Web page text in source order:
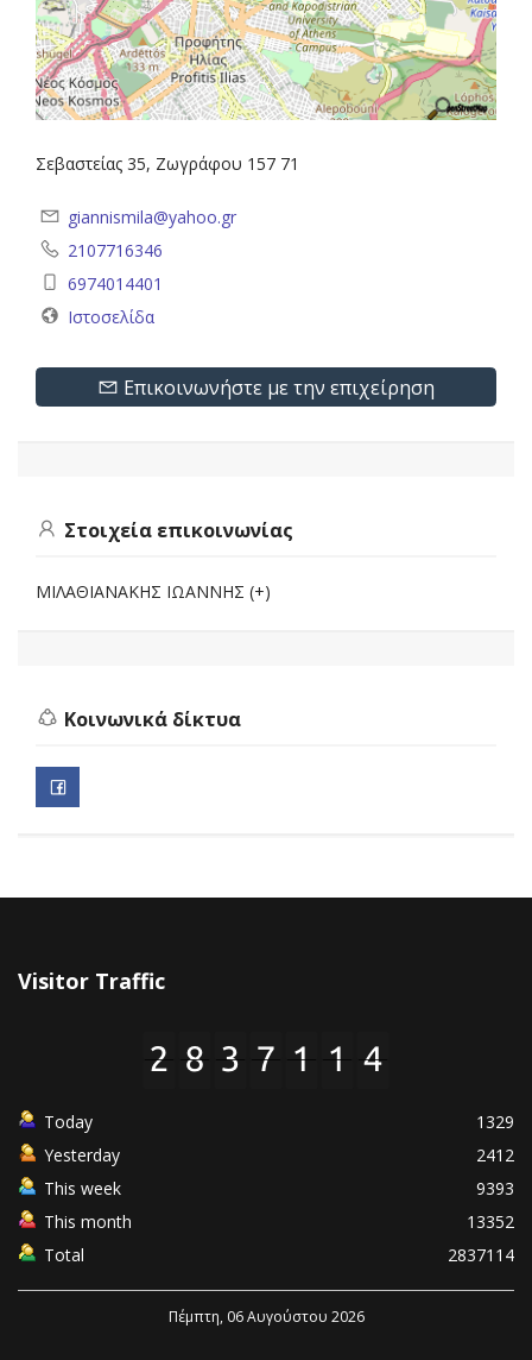
Σεβαστείας 35, Ζωγράφου 157 71
giannismila@yahoo.gr
2107716346
6974014401
Ιστοσελίδα
Επικοινωνήστε με την επιχείρηση
Στοιχεία επικοινωνίας
ΜΙΛΑΘΙΑΝΑΚΗΣ ΙΩΑΝΝΗΣ (+)
Κοινωνικά δίκτυα
Visitor Traffic
Today
1329
Yesterday
2412
This week
9393
This month
13352
Total
2837114
Πέμπτη, 06 Αυγούστου 2026